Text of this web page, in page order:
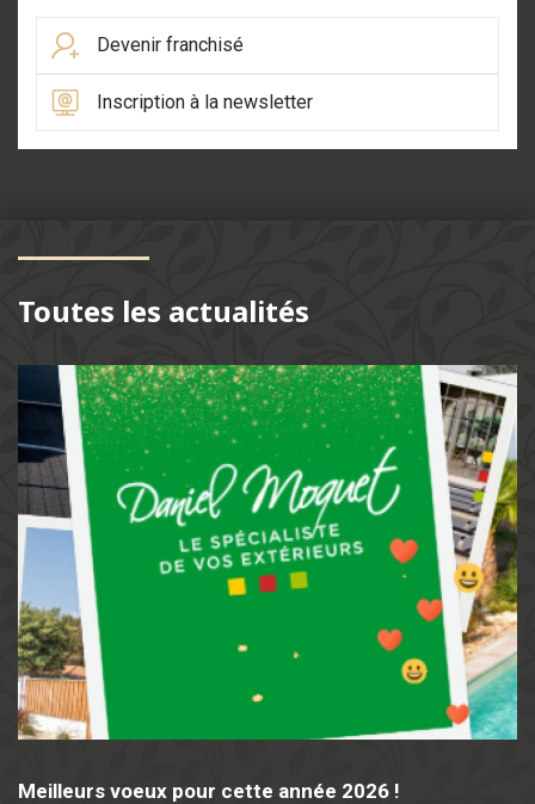
Devenir franchisé
Inscription à la newsletter
Toutes les actualités
Meilleurs voeux pour cette année 2026 !